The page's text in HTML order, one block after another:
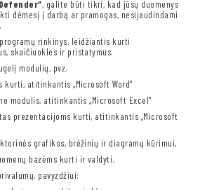
, galite būti tikri, kad jūsų duomenys
dėmesį į darbą ar pramogas, nesijaudindami
rinkinys, leidžiantis kurti
skaičiuokles ir pristatymus.
modulių, pvz.
kurti, atitinkantis „Microsoft Word“
modulis, atitinkantis „Microsoft Excel“
prezentacijoms kurti, atitinkantis „Microsoft
grafikos, brėžinių ir diagramų kūrimui,
bazėms kurti ir valdyti.
pavyzdžiui: